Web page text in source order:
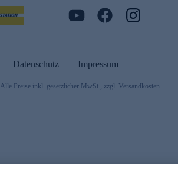
Datenschutz Impressum
Preise inkl. gesetzlicher MwSt., zzgl. Versandkosten.